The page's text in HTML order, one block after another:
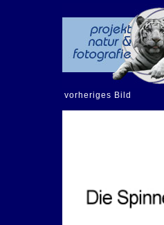
vorheriges Bild